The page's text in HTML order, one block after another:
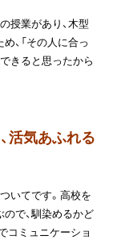
授業があり、木型
、「その人に合っ
きると思ったから
活気あふれる
いてです。高校を
で、馴染めるかど
コミュニケーショ